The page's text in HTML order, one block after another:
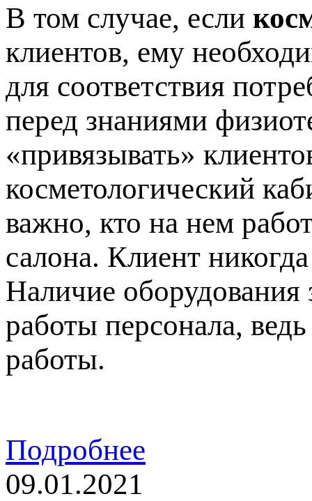
В том случае, если
клиентов, ему
для соответствия
перед знаниями
«привязывать»
косметологический
важно, кто на нем
салона. Клиент
Наличие оборудования
работы персонала,
работы.
Подробнее
09.01.2021